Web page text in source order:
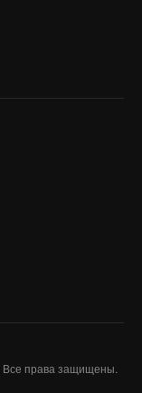
Все права защищены.